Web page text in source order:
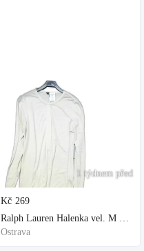
1 týdnem před
Kč 269
Ralph Lauren Halenka vel. M bílá
Ostrava